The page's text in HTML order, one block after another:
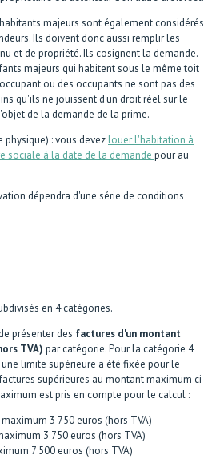
majeurs sont également considérés
Ils doivent donc aussi remplir les
et de propriété. Ils cosignent la demande.
majeurs qui habitent sous le même toit
ou des occupants ne sont pas des
qu'ils ne jouissent d'un droit réel sur le
de la demande de la prime.
physique) : vous devez louer l'habitation à
sociale à la date de la demandepour au
dépendra d'une série de conditions
en 4 catégories.
présenter des factures d'un montant
TVA) par catégorie. Pour la catégorie 4
limite supérieure a été fixée pour le
supérieures au montant maximum ci-
est pris en compte pour le calcul :
3 750 euros (hors TVA)
3 750 euros (hors TVA)
7 500 euros (hors TVA)